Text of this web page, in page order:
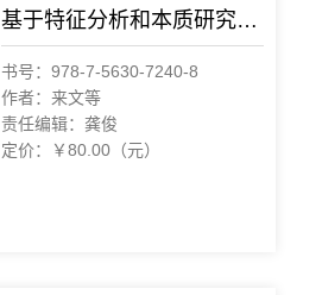
基于特征分析和本质研究的儿童科学教学的实践探索
书号：978-7-5630-7240-8
作者：来文等
责任编辑：龚俊
定价：￥80.00（元）